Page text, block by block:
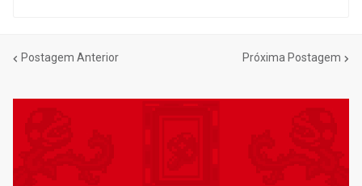
Postagem Anterior Próxima Postagem